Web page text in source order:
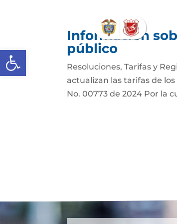
Abrir barra de herramientas
Información
público
Resoluciones, Tarifas y
actualizan las tarifas de
No. 00773 de 2024 Por la